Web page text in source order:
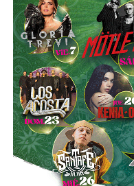
Azcárraga ha reducido
de la compañía, aunque
familiar y una clase
del voto de la empresa,
capital tenga cada
Emilio Azcárraga
financiero que reparte
dos hombres más
mismo tiempo,
dueño accionario de